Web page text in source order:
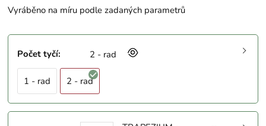
Vyráběno na míru podle zadaných parametrů
Počet tyčí: 2 - rad
1 - rad 2 - rad